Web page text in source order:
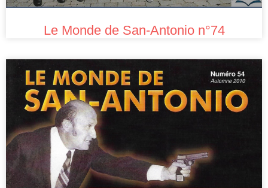
Le Monde de San-Antonio n°74